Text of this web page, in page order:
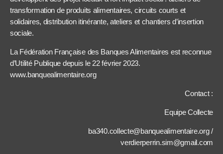
transformation de produits alimentaires, circuits courts et
solidaires, distribution itinérante, ateliers et chantiers d’insertion
sociale.
La Fédération Française des Banques Alimentaires est reconnue
d’Utilité Publique depuis le 22 février 2023.
www.banquealimentaire.org
Contact :
Equipe Collecte
ba340.collecte@banquealimentaire.org /
verdierperrin.sim@gmail.com